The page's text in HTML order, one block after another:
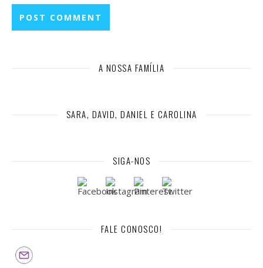
A NOSSA FAMÍLIA
SARA, DAVID, DANIEL E CAROLINA
SIGA-NOS
FALE CONOSCO!